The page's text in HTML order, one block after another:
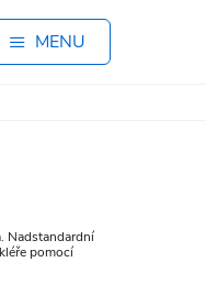
MENU
Nadstandardní
pomocí